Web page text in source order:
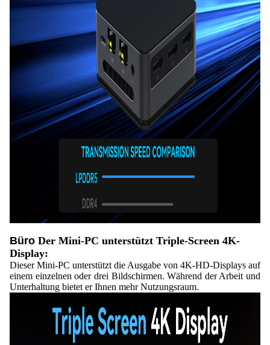
Büro Der Mini-PC unterstützt Triple-Screen 4K-
Display:
Dieser Mini-PC unterstützt die Ausgabe von 4K-HD-Displays auf
einem einzelnen oder drei Bildschirmen. Während der Arbeit und
Unterhaltung bietet er Ihnen mehr Nutzungsraum.